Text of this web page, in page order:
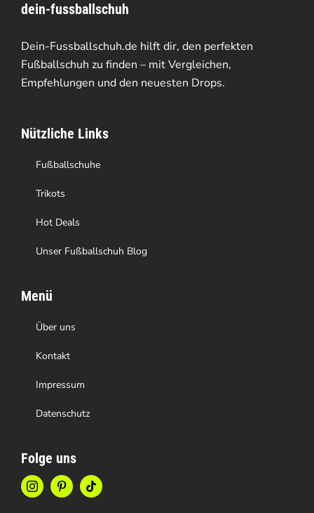
gewählt
werden
auf.
Die
Optionen
können
der
Produktseite
gewählt
werden
dein-fussballschuh
Dein-Fussballschuh.de hilft dir, den perfekten
Fußballschuh zu finden – mit Vergleichen,
Empfehlungen und den neuesten Drops.
Nützliche Links
Fußballschuhe
Trikots
Hot Deals
Unser Fußballschuh Blog
Menü
Über uns
Kontakt
Impressum
Datenschutz
Folge uns